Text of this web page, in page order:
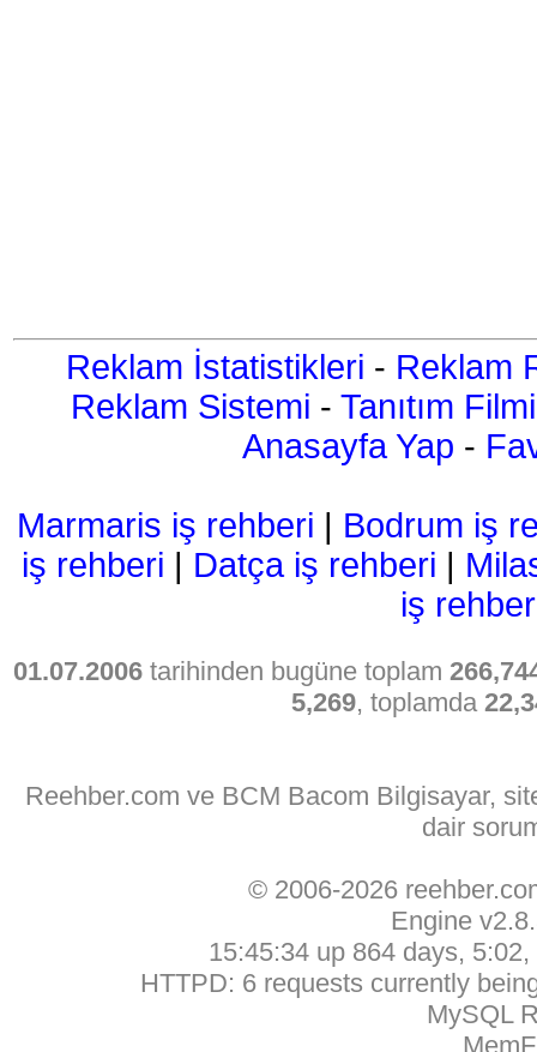
Reklam İstatistikleri - Reklam
Reklam Sistemi - Tanıtım Filmi
Anasayfa Yap -
Marmaris iş rehberi | Bodrum iş
iş rehberi | Datça iş rehberi |
iş
01.07.2006 tarihinden bugüne toplam
5,269, toplamda
Reehber.com ve BCM Bacom Bilgisayar,
dair
© 2006-2026
Engine
15:45:34 up 864 days,
HTTPD: 6 requests currently
MySQL